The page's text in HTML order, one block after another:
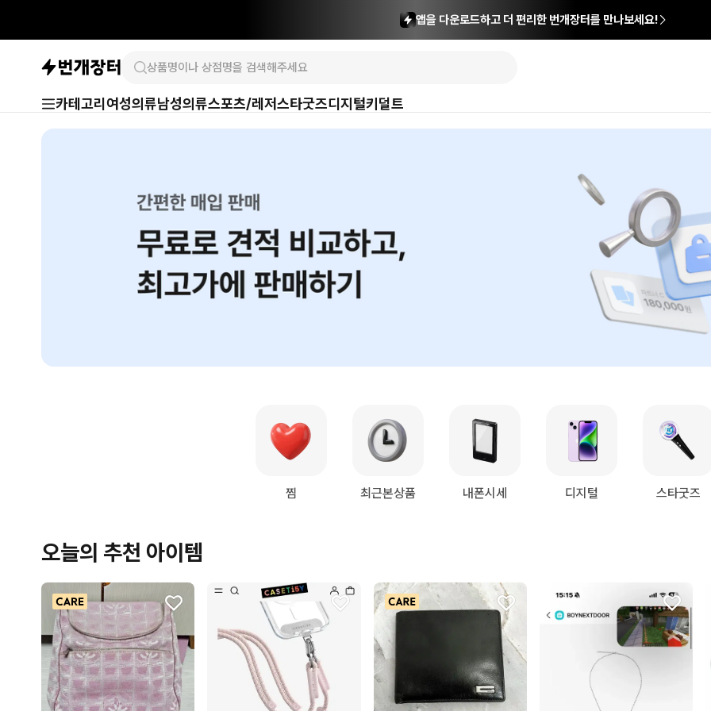
앱을 다운로드하고 더 편리한 번개장터를 만나보세요!
카테고리 여성의류남성의류스포츠/레저스타굿즈디지털키덜트
찜 최근본상품 내폰시세 디지털 스타굿즈
오늘의 추천 아이템